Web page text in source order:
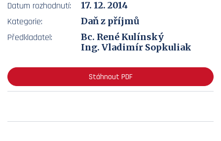
Datum rozhodnutí:
17. 12. 2014
Kategorie:
Daň z příjmů
Předkladatel:
Bc. René Kulínský
Ing. Vladimír Sopkuliak
Stáhnout PDF